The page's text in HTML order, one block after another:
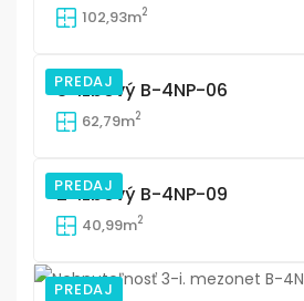
102,93m2
PREDAJ
19
3-izbový B-4NP-06
62,79m2
PREDAJ
19
2-izbový B-4NP-09
40,99m2
PREDAJ